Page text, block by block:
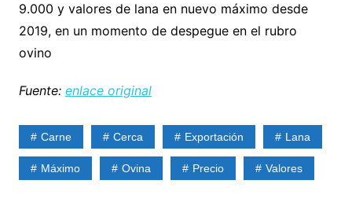
9.000 y valores de lana en nuevo máximo desde
2019, en un momento de despegue en el rubro
ovino
Fuente: enlace original
Carne Cerca Exportación Lana
Máximo Ovina Precio Valores